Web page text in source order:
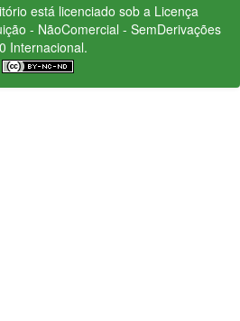
está licenciado sob a Licença
- NãoComercial - SemDerivações
Internacional.